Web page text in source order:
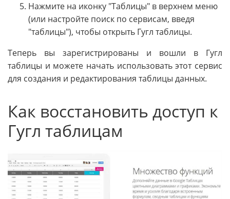
Нажмите на иконку "Таблицы" в верхнем меню
(или настройте поиск по сервисам, введя
"таблицы"), чтобы открыть Гугл таблицы.
Теперь вы зарегистрированы и вошли в Гугл
таблицы и можете начать использовать этот сервис
для создания и редактирования таблицы данных.
Как восстановить доступ к
Гугл таблицам